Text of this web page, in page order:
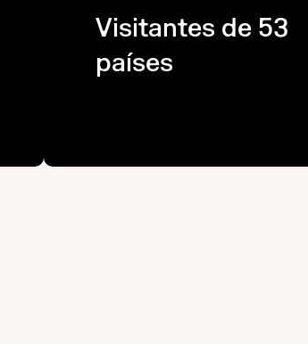
Visitantes de 53
países